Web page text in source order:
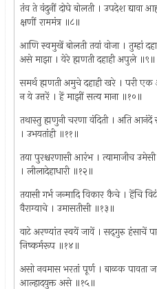
तंव ते वंदुनीं दोघे बोलती । उपदेश द्यावा
क्षणीं राममंत्र ॥८॥
आणि स्वमुखें बोलती तयां वोजा । तुम्हां
असे माझा । येरे ह्मणती दहाही अपुले ॥९॥
समर्थ ह्मणती अमुचे दहाही खरे । परी एक
न ये उत्तरें । हें माझीं सत्य माना ॥१०॥
तथास्तु ह्मणुनी चरणा वंदिती । अति आनंदें
। उभयतांही ॥११॥
तया पुरश्चरणासी आरंभ । त्यामाजीच
। लीलादेहाधारी ॥१२॥
तयासी गर्भ जन्मादि विकार कैचे । हेंचि
वैराग्याचे । उमासतीसी ॥१३॥
वाटे अरण्यांत स्वयें जावें । सद्‌गुरु हंसाचें
निष्कर्मरूप ॥१४॥
असो नवमास भरतां पूर्ण । बाळक पावता
आल्हादयुक्त असे ॥१५॥